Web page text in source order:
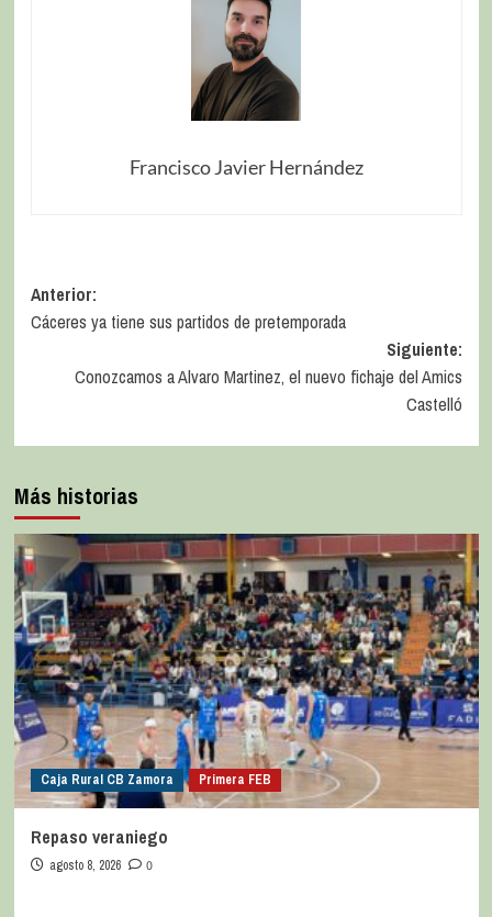
Francisco Javier Hernández
Anterior:
Cáceres ya tiene sus partidos de pretemporada
Siguiente:
Conozcamos a Alvaro Martinez, el nuevo fichaje del Amics
Castelló
Más historias
Caja Rural CB Zamora Primera FEB
Repaso veraniego
agosto 8, 2026 0